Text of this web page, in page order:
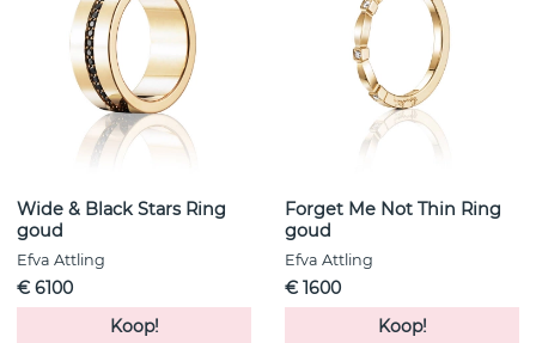
Wide & Black Stars Ring
goud
Efva Attling
€ 6100
Koop!
Forget Me Not Thin Ring
goud
Efva Attling
€ 1600
Koop!